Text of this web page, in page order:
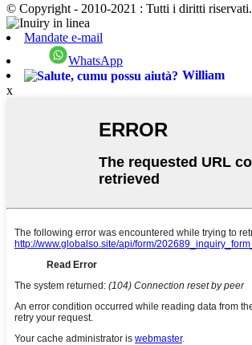
© Copyright - 2010-2021 : Tutti i diritti riservati.
Mandate e-mail
WhatsApp
William
x